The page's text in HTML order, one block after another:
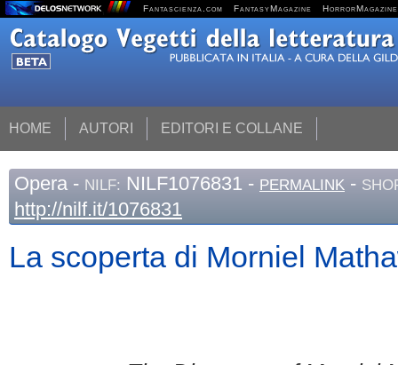
Fantascienza.com FantasyMagazine HorrorMagazine
HOME AUTORI EDITORI E COLLANE
Opera - NILF: NILF1076831 - PERMALINK -
http://nilf.it/1076831
La scoperta di Morniel